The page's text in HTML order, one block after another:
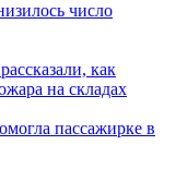
число
как
на складах
пассажирке в